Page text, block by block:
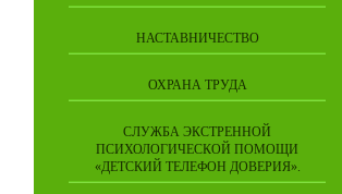
НАСТАВНИЧЕСТВО
ОХРАНА ТРУДА
СЛУЖБА ЭКСТРЕННОЙ
ПСИХОЛОГИЧЕСКОЙ ПОМОЩИ
«ДЕТСКИЙ ТЕЛЕФОН ДОВЕРИЯ».